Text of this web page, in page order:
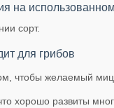
на
сорт.
для грибов
чтобы желаемый
хорошо развиты